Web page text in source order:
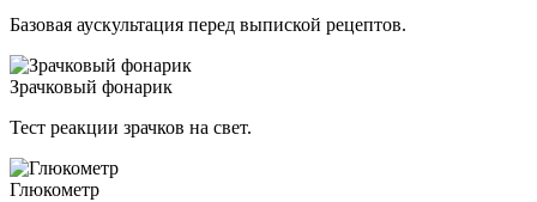
Базовая аускультация перед выпиской рецептов.
Зрачковый фонарик
Тест реакции зрачков на свет.
Глюкометр